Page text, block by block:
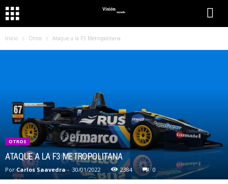
Inicio Otros Ataque a la F3 Metropolitana
OTROS
ATAQUE A LA F3 METROPOLITANA
Por Carlos Saavedra- 30/01/2022 2384 0